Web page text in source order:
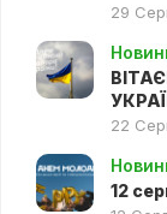
29
22
12